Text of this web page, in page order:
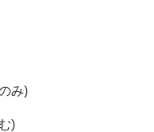
み)
)